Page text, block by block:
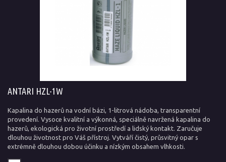
ANTARI HZL-1W
Kapalina do hazerů na vodní bázi, 1-litrová nádoba, transparentní
provedení. Vysoce kvalitní a výkonná, speciálně navržená kapalina do
hazerů, ekologická pro životní prostředí a lidský kontakt. Zaručuje
dlouhou životnost pro Váš přístroj. Vytváří čistý, průsvitný opar s
extrémně dlouhou dobou účinku a nízkým obsahem vlhkosti.